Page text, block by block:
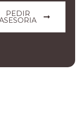
PEDIR